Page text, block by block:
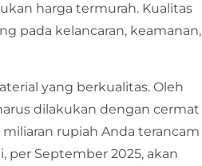
harga termurah. Kualitas
pada kelancaran, keamanan,
yang berkualitas. Oleh
dilakukan dengan cermat
rupiah Anda terancam
per September 2025, akan